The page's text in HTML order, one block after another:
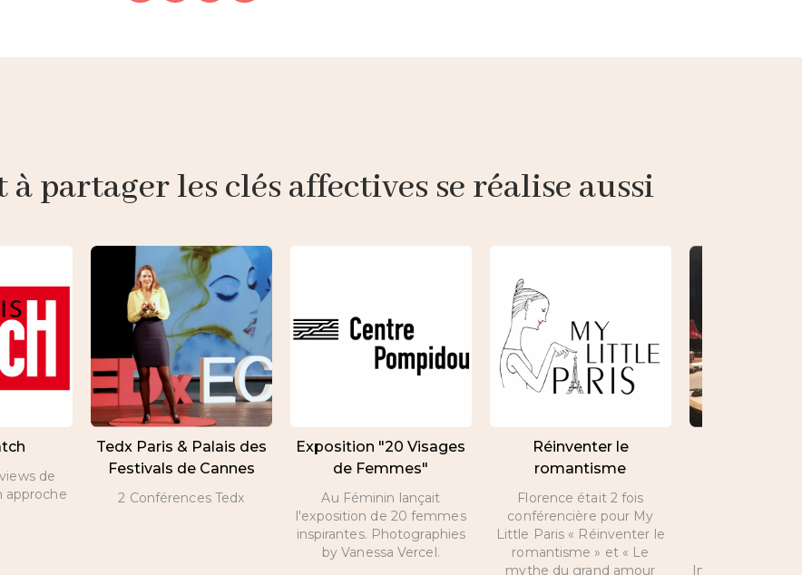
à partager les clés affectives se réalise aussi
de
approche
Tedx Paris & Palais des
Festivals de Cannes
2 Conférences Tedx
Exposition "20 Visages
de Femmes"
Au Féminin lançait
l'exposition de 20 femmes
inspirantes. Photographies
by Vanessa Vercel.
Réinventer le
romantisme
Florence était 2 fois
conférencière pour My
Little Paris « Réinventer le
romantisme » et « Le
mythe du grand amour
Intelligence et